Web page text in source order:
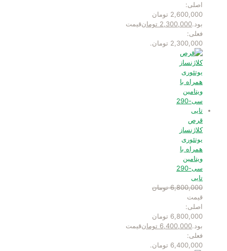
اصلی:
2,600,000 تومان
بود.2,300,000 تومانقیمت
فعلی:
2,300,000 تومان.
قرص
کلاژنساز
یوتئوری
همراه با
ویتامین
سی-290
تایی
6,800,000 تومان
قیمت
اصلی:
6,800,000 تومان
بود.6,400,000 تومانقیمت
فعلی:
6,400,000 تومان.